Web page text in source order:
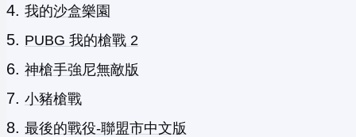
我的沙盒樂園
PUBG 我的槍戰 2
神槍手強尼無敵版
小豬槍戰
最後的戰役-聯盟市中文版